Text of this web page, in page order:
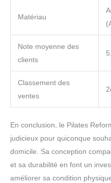
Matériau
Note moyenne des
clients
Classement des
ventes
En conclusion, le Pilates
judicieux pour quiconque
domicile. Sa conception
et sa durabilité en font un
améliorer sa condition